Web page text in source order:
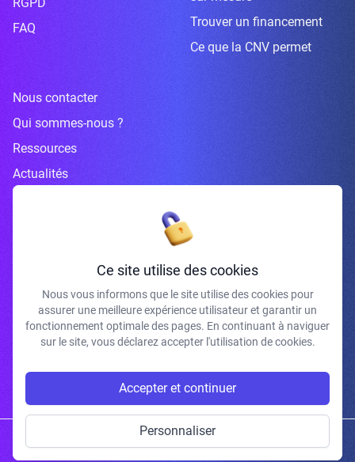
FAQ
Trouver un financement
Ce que la CNV permet
Nous contacter
Qui sommes-nous ?
Ressources
Actualités
Inscrivez-vous à la newsletter
J'accepte de recevoir vos e-mails et confirme avoir pris connaissance de
votre politique de confidentialité et mentions légales.
Copyright © 2026 | Gum Studio. Tous droits réservés.
Ce site utilise des cookies
Nous vous informons que le site utilise des cookies pour
assurer une meilleure expérience utilisateur et garantir un
fonctionnement optimale des pages. En continuant à naviguer
sur le site, vous déclarez accepter l'utilisation de cookies.
Accepter et continuer
Personnaliser